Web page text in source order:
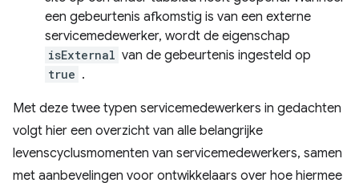
een gebeurtenis afkomstig is van een externe
servicemedewerker, wordt de eigenschap
isExternal van de gebeurtenis ingesteld op
true .
Met deze twee typen servicemedewerkers in gedachten
volgt hier een overzicht van alle belangrijke
levenscyclusmomenten van servicemedewerkers, samen
met aanbevelingen voor ontwikkelaars over hoe hiermee